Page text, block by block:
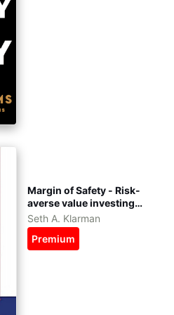
Margin of Safety - Risk-
averse value investing
strategies for the
thoughtful investor tiếng
Việt - eBook: pdf, epub,
azw3 - kèm file gốc tiếng
Seth A. Klarman
Premium